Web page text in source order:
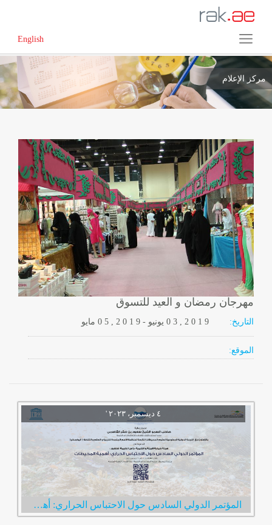
English
مركز الإعلام
مهرجان رمضان و العيد للتسوق
التاريخ: 0 5 , 2 0 1 9- يونيو 0 3 , 2 0 1 9
الموقع:
المؤتمر الدولي السادس حول الاحتباس الحراري: أهمية المحيطات